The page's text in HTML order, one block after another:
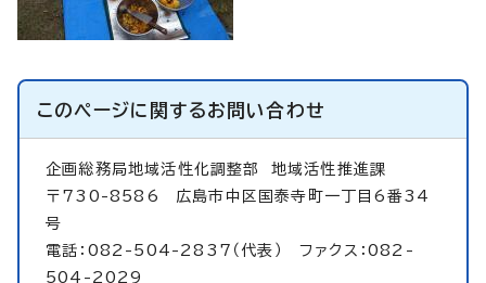
このページに関するお問い合わせ
企画総務局地域活性化調整部 地域活性推進課
〒730-8586 広島市中区国泰寺町一丁目6番34
号
電話：082-504-2837（代表） ファクス：082-
504-2029